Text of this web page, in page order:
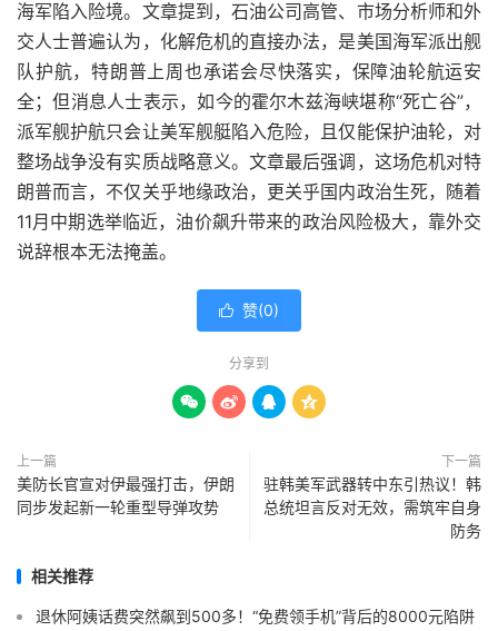
海军陷入险境。文章提到，石油公司高管、市场分析师和外
交人士普遍认为，化解危机的直接办法，是美国海军派出舰
队护航，特朗普上周也承诺会尽快落实，保障油轮航运安
全；但消息人士表示，如今的霍尔木兹海峡堪称“死亡谷”，
派军舰护航只会让美军舰艇陷入危险，且仅能保护油轮，对
整场战争没有实质战略意义。文章最后强调，这场危机对特
朗普而言，不仅关乎地缘政治，更关乎国内政治生死，随着
11月中期选举临近，油价飙升带来的政治风险极大，靠外交
说辞根本无法掩盖。
 赞(0)
分享到
   
上一篇
美防长官宣对伊最强打击，伊朗
同步发起新一轮重型导弹攻势
下一篇
驻韩美军武器转中东引热议！韩
总统坦言反对无效，需筑牢自身
防务
相关推荐
退休阿姨话费突然飙到500多！“免费领手机”背后的8000元陷阱